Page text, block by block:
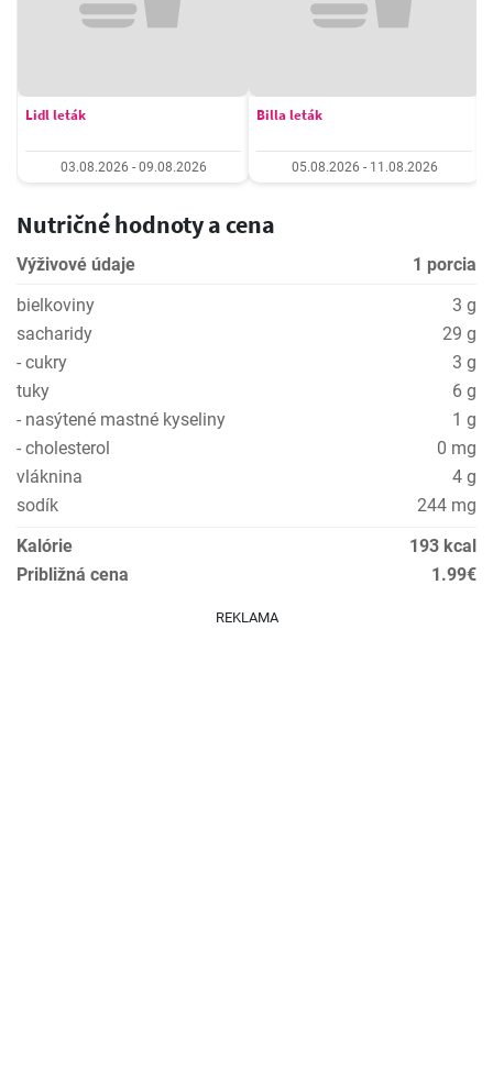
Lidl leták
03.08.2026 - 09.08.2026
Billa leták
05.08.2026 - 11.08.2026
Nutričné hodnoty a cena
Výživové údaje
1 porcia
bielkoviny
3 g
sacharidy
29 g
- cukry
3 g
tuky
6 g
- nasýtené mastné kyseliny
1 g
- cholesterol
0 mg
vláknina
4 g
sodík
244 mg
Kalórie
193 kcal
Približná cena
1.99€
REKLAMA